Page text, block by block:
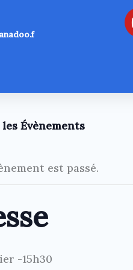
les Évènements
est passé.
-15h30